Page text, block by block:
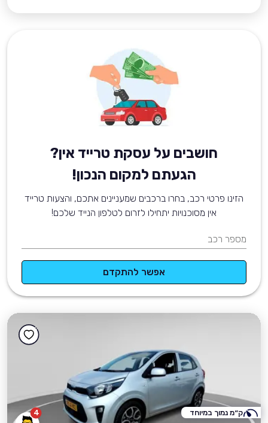
חושבים על עסקת טרייד אין?
הגעתם למקום הנכון!
הזינו פרטי רכב, בחרו ברכבים שמעניינים אתכם, והצעות טרייד
אין מסוכנויות יתחילו לזרום לטלפון הנייד שלכם!
מספר רכב
אפשר להתקדם
4 ק״מ נמוך במיוחד